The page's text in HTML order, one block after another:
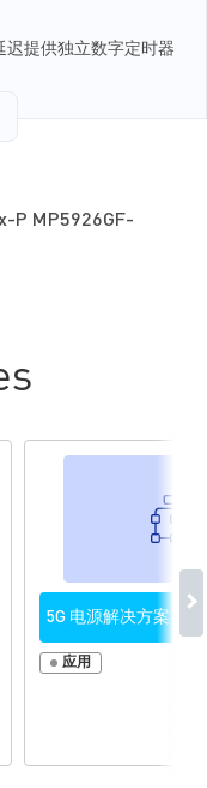
迟提供独立数字定时器
保护
P MP5926GF-
5G 电源解决方案
应用